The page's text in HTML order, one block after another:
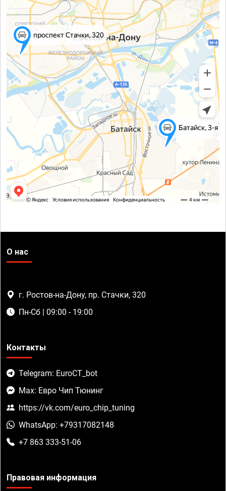
О нас
г. Ростов-на-Дону, пр. Стачки, 320
Пн-Сб | 09:00 - 19:00
Контакты
Telegram: EuroCT_bot
Max: Евро Чип Тюнинг
https://vk.com/euro_chip_tuning
WhatsApp: +79317082148
+7 863 333-51-06
Правовая информация